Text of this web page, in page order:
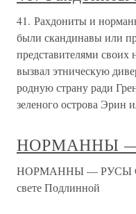
41. Рахдониты и
были скандинавы или
представителями
вызвал этническую
родную страну ради
зеленого острова Эрин
НОРМАННЫ
НОРМАННЫ — РУСЫ
свете Подлинной